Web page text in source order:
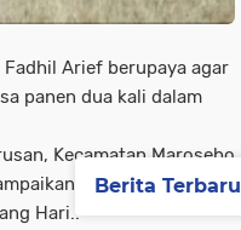
Arief berupaya agar
panen dua kali dalam
Kecamatan Marosebo
tanam padi
Hari..
Berita Terbaru